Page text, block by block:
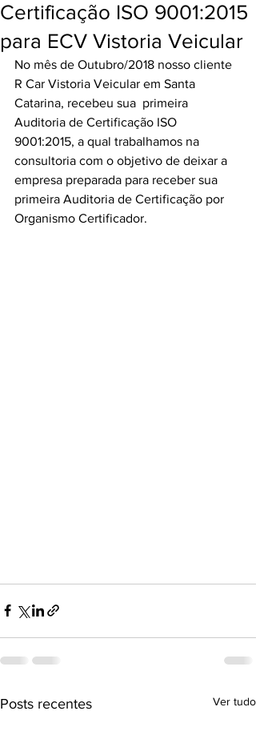
Certificação ISO 9001:2015
para ECV Vistoria Veicular
No mês de Outubro/2018 nosso cliente
R Car Vistoria Veicular em Santa
Catarina, recebeu sua  primeira
Auditoria de Certificação ISO
9001:2015, a qual trabalhamos na
consultoria com o objetivo de deixar a
empresa preparada para receber sua
primeira Auditoria de Certificação por
Organismo Certificador.
Posts recentes Ver tudo